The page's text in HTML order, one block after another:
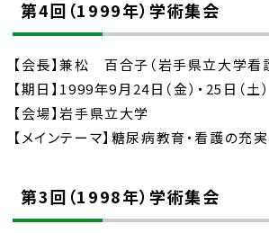
第4回（1999年）学術集会
【会長】兼松 百合子（岩手県立大学看
【期日】1999年9月24日（金）・25日（土）
【会場】岩手県立大学
【メインテーマ】糖尿病教育・看護の充
第3回（1998年）学術集会